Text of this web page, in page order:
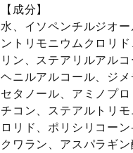
【成分】
水、イソペンチルジオ
ントリモニウムクロリ
リン、ステアリルアル
ヘニルアルコール、ジメ
セタノール、アミノプロ
チコン、ステアルトリモ
ロリド、ポリシリコー
クワラン、アスパラギ